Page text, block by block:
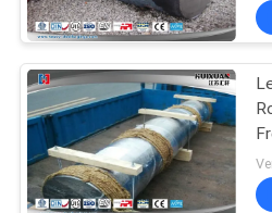
ÜBER
UNS
FABRIK-
AUSFLUG